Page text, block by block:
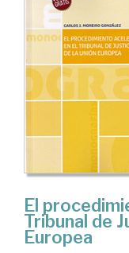
El
Tribunal de
Europea